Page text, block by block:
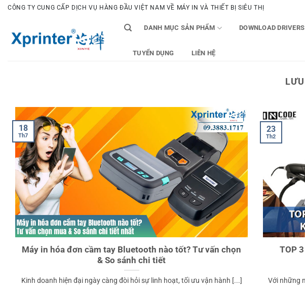
Bỏ
dung
CÔNG TY CUNG CẤP DỊCH VỤ HÀNG ĐẦU VIỆT NAM VỀ MÁY IN VÀ THIẾT BỊ SIÊU THỊ
DANH MỤC SẢN PHẨM DOWNLOAD DRIVERS
TUYỂN DỤNG LIÊN HỆ
Máy in hóa đơn cầm tay Bluetooth nào tốt? Tư vấn chọn
& So sánh chi tiết
Kinh doanh hiện đại ngày càng đòi hỏi sự linh hoạt, tối ưu vận hành [...]
18
Th7
TOP
Với những
23
Th2